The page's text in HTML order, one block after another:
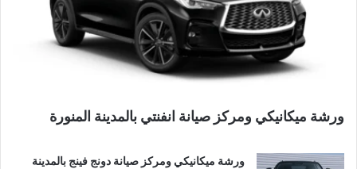
ورشة ميكانيكي ومركز صيانة انفنتي بالمدينة المنورة
ورشة ميكانيكي ومركز صيانة دونج فينج بالمدينة